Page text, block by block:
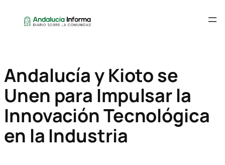
Andalucía y Kioto se
Unen para Impulsar la
Innovación Tecnológica
en la Industria